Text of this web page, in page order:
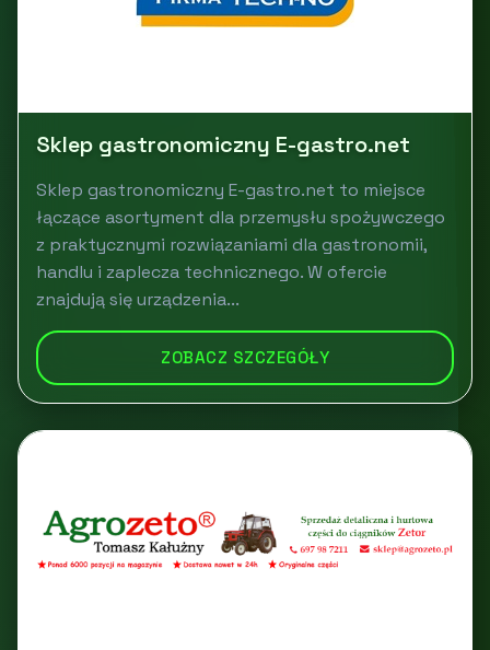
Sklep gastronomiczny E-gastro.net
Sklep gastronomiczny E-gastro.net to miejsce
łączące asortyment dla przemysłu spożywczego
z praktycznymi rozwiązaniami dla gastronomii,
handlu i zaplecza technicznego. W ofercie
znajdują się urządzenia...
ZOBACZ SZCZEGÓŁY